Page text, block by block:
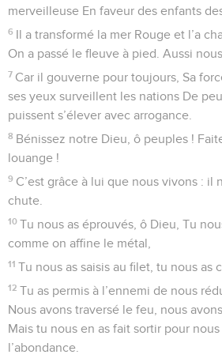
merveilleuse En faveur des enfants
6 Il a transformé la mer Rouge et l’a
On a passé le fleuve à pied. Aussi
7 Car il gouverne pour toujours, Sa
ses yeux surveillent les nations De
puissent s’élever avec arrogance.
8 Bénissez notre Dieu, ô peuples !
louange !
9 C’est grâce à lui que nous vivons : il
chute.
10 Tu nous as éprouvés, ô Dieu, Tu
comme on affine le métal,
11 Tu nous as saisis au filet, tu nous as
12 Tu as permis à l’ennemi de nous
Nous avons traversé le feu, nous avons
Mais tu nous en as fait sortir pour
l’abondance.